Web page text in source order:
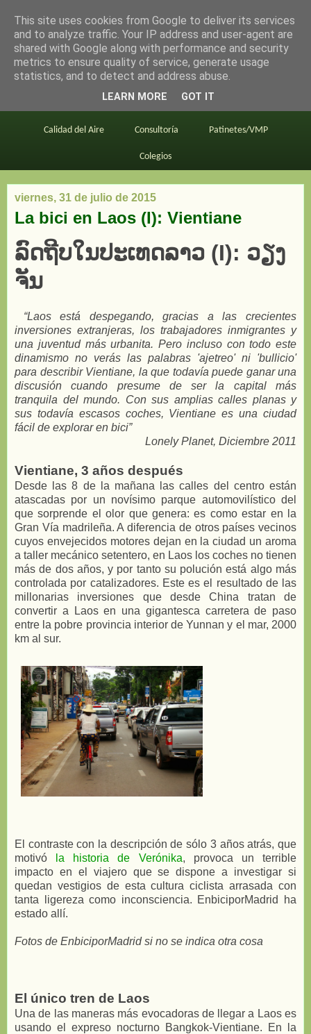
en bici por madrid
Este blog BiciMAD Primeros consejos
Calidad del Aire Consultoría Patinetes/VMP
Colegios
viernes, 31 de julio de 2015
La bici en Laos (I): Vientiane
ລົດ​ຖີບ​ໃນ​ປະ​ເທດ​ລາວ (I): ວຽງ​
ຈັນ
“Laos está despegando, gracias a las crecientes
inversiones extranjeras, los trabajadores inmigrantes y
una juventud más urbanita. Pero incluso con todo este
dinamismo no verás las palabras 'ajetreo' ni 'bullicio'
para describir Vientiane, la que todavía puede ganar una
discusión cuando presume de ser la capital más
tranquila del mundo. Con sus amplias calles planas y
sus todavía escasos coches, Vientiane es una ciudad
fácil de explorar en bici”
Lonely Planet, Diciembre 2011
Vientiane, 3 años después
Desde las 8 de la mañana las calles del centro están
atascadas por un novísimo parque automovilístico del
que sorprende el olor que genera: es como estar en la
Gran Vía madrileña. A diferencia de otros países vecinos
cuyos envejecidos motores dejan en la ciudad un aroma
a taller mecánico setentero, en Laos los coches no tienen
más de dos años, y por tanto su polución está algo más
controlada por catalizadores. Este es el resultado de las
millonarias inversiones que desde China tratan de
convertir a Laos en una gigantesca carretera de paso
entre la pobre provincia interior de Yunnan y el mar, 2000
km al sur.
El contraste con la descripción de sólo 3 años atrás, que
motivó
la historia de Verónika, provoca un terrible
impacto en el viajero que se dispone a investigar si
quedan vestigios de esta cultura ciclista arrasada con
tanta ligereza como inconsciencia. EnbiciporMadrid ha
estado allí.
Fotos de EnbiciporMadrid si no se indica otra cosa
El único tren de Laos
Una de las maneras más evocadoras de llegar a Laos es
usando el expreso nocturno Bangkok-Vientiane. En la
This site uses cookies from Google to deliver its services
and to analyze traffic. Your IP address and user-agent are
shared with Google along with performance and security
metrics to ensure quality of service, generate usage
statistics, and to detect and address abuse.
LEARN MORE GOT IT